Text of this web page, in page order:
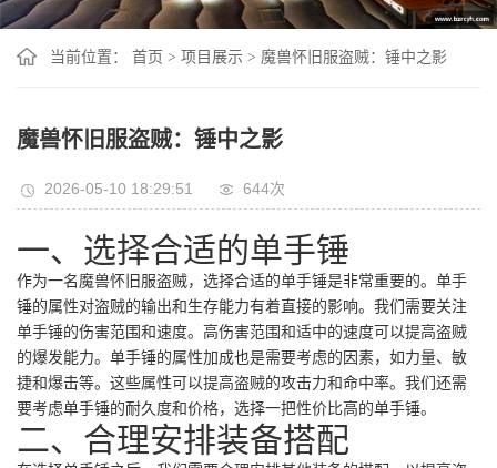
当前位置： 首页 > 项目展示 > 魔兽怀旧服盗贼：锤中之影
魔兽怀旧服盗贼：锤中之影
2026-05-10 18:29:51 644次
一、选择合适的单手锤
作为一名魔兽怀旧服盗贼，选择合适的单手锤是非常重要的。单手
锤的属性对盗贼的输出和生存能力有着直接的影响。我们需要关注
单手锤的伤害范围和速度。高伤害范围和适中的速度可以提高盗贼
的爆发能力。单手锤的属性加成也是需要考虑的因素，如力量、敏
捷和爆击等。这些属性可以提高盗贼的攻击力和命中率。我们还需
要考虑单手锤的耐久度和价格，选择一把性价比高的单手锤。
二、合理安排装备搭配